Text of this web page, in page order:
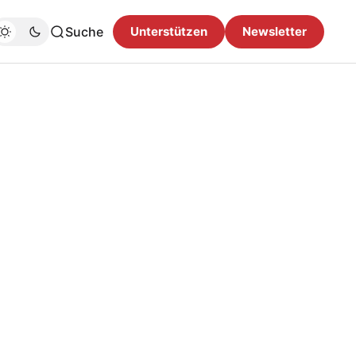
Suche Unterstützen Newsletter